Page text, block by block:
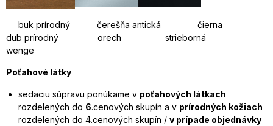
buk prírodný čerešňa antická čierna
dub prírodný orech strieborná
wenge
Poťahové látky
sedaciu súpravu ponúkame v poťahových látkach
rozdelených do 6.cenových skupín a v prírodných kožiach
rozdelených do 4.cenových skupín / v prípade objednávky